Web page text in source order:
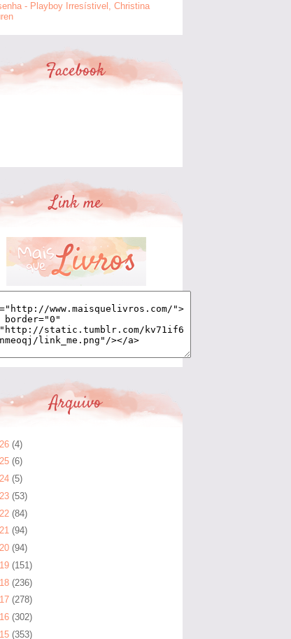
- Playboy Irresístivel, Christina
Facebook
Link me
Arquivo
(4)
(6)
(5)
(53)
(84)
(94)
(94)
(151)
(236)
(278)
(302)
(353)